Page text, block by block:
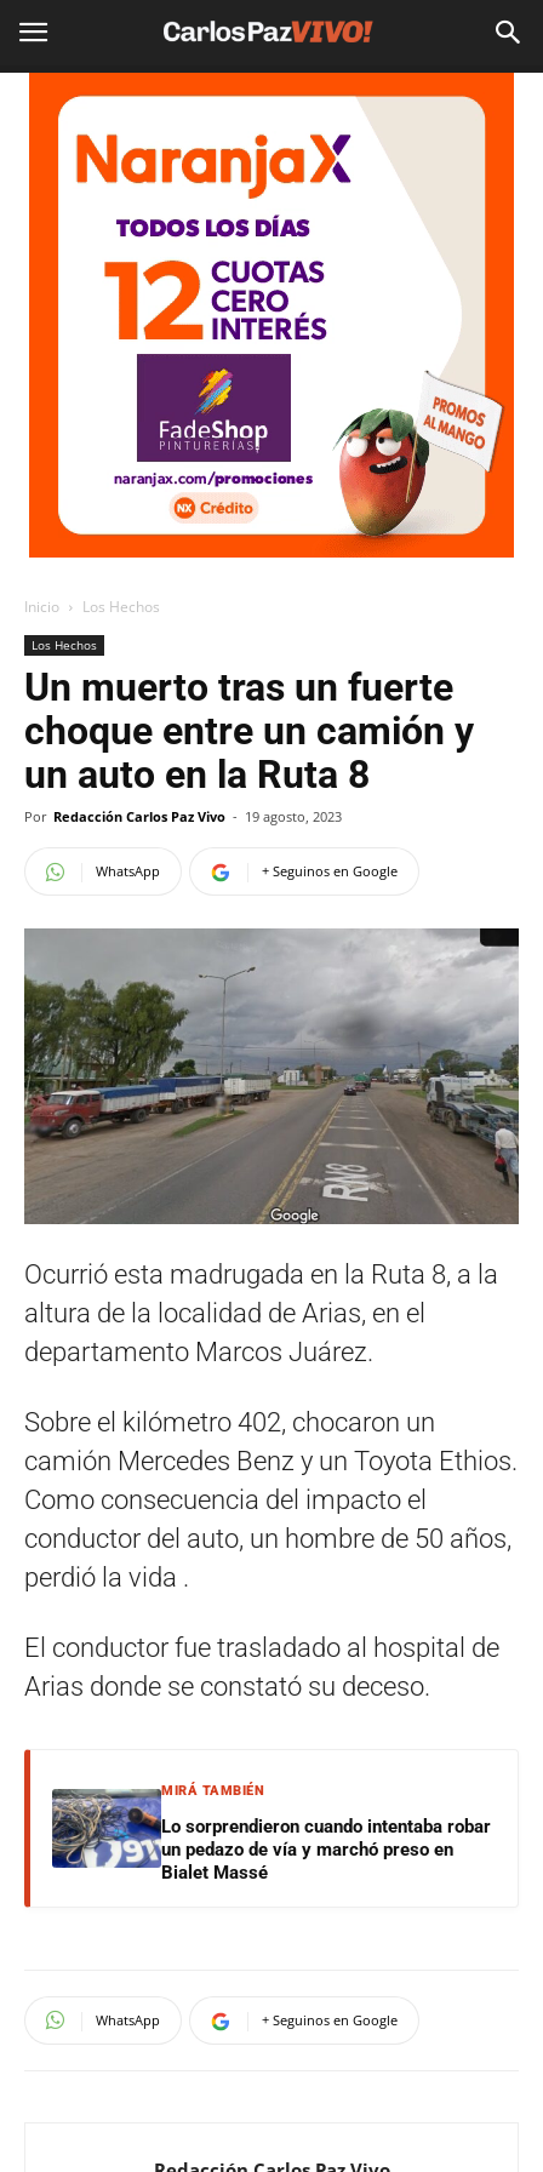
Inicio Los Hechos
Los Hechos
Un muerto tras un fuerte
choque entre un camión y
un auto en la Ruta 8
Por Redacción Carlos Paz Vivo - 19 agosto, 2023
WhatsApp + Seguinos en Google
Ocurrió esta madrugada en la Ruta 8, a la
altura de la localidad de Arias, en el
departamento Marcos Juárez.
Sobre el kilómetro 402, chocaron un
camión Mercedes Benz y un Toyota Ethios.
Como consecuencia del impacto el
conductor del auto, un hombre de 50 años,
perdió la vida .
El conductor fue trasladado al hospital de
Arias donde se constató su deceso.
MIRÁ TAMBIÉN
Lo sorprendieron cuando intentaba robar
un pedazo de vía y marchó preso en
Bialet Massé
WhatsApp + Seguinos en Google